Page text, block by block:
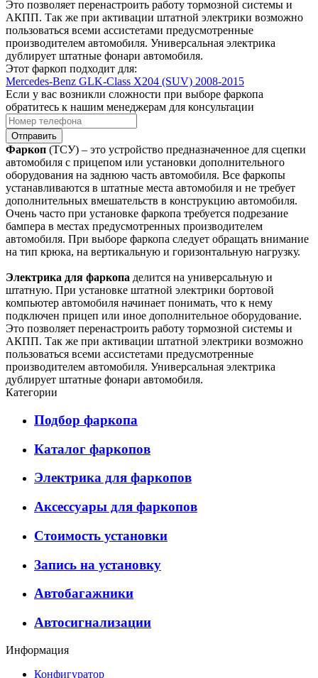
Это позволяет перенастроить работу тормозной системы и
АКПП. Так же при активации штатной электрики возможно
пользоваться всеми ассистетами предусмотренные
производителем автомобиля. Универсальная электрика
дублирует штатные фонари автомобиля.
Этот фаркоп подходит для:
Mercedes-Benz GLK-Class X204 (SUV) 2008-2015
Если у вас возникли сложности при выборе фаркопа
обратитесь к нашим менеджерам для консультации
Отправить
Фаркоп (ТСУ) – это устройство предназначенное для сцепки
автомобиля с прицепом или установки дополнительного
оборудования на заднюю часть автомобиля. Все фаркопы
устанавливаются в штатные места автомобиля и не требует
дополнительных вмешательств в конструкцию автомобиля.
Очень часто при установке фаркопа требуется подрезание
бампера в местах предусмотренных производителем
автомобиля. При выборе фаркопа следует обращать внимание
на тип крюка, на вертикальную и горизонтальную нагрузку.
Электрика для фаркопа делится на универсальную и
штатную. При установке штатной электрики бортовой
компьютер автомобиля начинает понимать, что к нему
подключен прицеп или иное дополнительное оборудование.
Это позволяет перенастроить работу тормозной системы и
АКПП. Так же при активации штатной электрики возможно
пользоваться всеми ассистетами предусмотренные
производителем автомобиля. Универсальная электрика
дублирует штатные фонари автомобиля.
Категории
Подбор фаркопа
Каталог фаркопов
Электрика для фаркопов
Аксессуары для фаркопов
Стоимость установки
Запись на установку
Автобагажники
Автосигнализации
Информация
Конфигуратор